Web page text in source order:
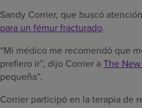
Sandy Corrier, que buscó
para un fémur fracturado.
“Mi médico me recomendó que
prefiero ir”, dijo Corrier a The
pequeña”.
Corrier participó en la terapia de